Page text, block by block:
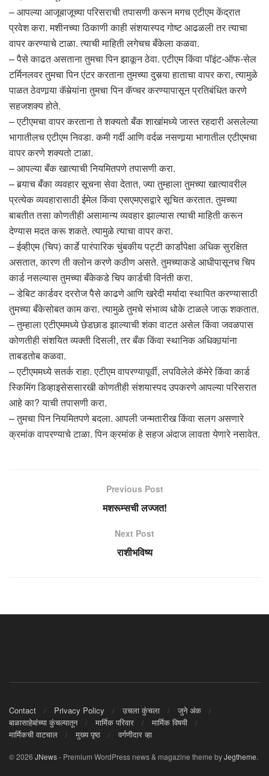
– आपल्या आजूबाजूच्या परिसराची तपासणी करून मगच एटीएम केंद्रात
प्रवेश करा. मशीनच्या ठिकाणी काही संशयास्पद गोष्ट आढळली तर त्याचा
वापर करण्याचे टाळा. त्याची माहिती लगेचच बँकेला कळवा.
– पैसे काढत असताना तुमचा पिन झाकून ठेवा. एटीएम किंवा पॉइंट-ऑफ-सेल
टर्मिनलवर तुमचा पिन एंटर करताना तुमच्या दुसर्‍या हाताचा वापर करा, त्यामुळे
पाळत ठेवणार्‍या कॅमेर्‍यांना तुमचा पिन कॅप्चर करण्यापासून प्रतिबंधित करणे
सहजशक्य होते.
– एटीएमचा वापर करताना ते शक्यतो बँक शाखांमध्ये जास्त रहदारी असलेल्या
भागातीलच एटीएम निवडा. कमी गर्दी आणि वर्दळ नसणार्‍या भागातील एटीएमचा
वापर करणे शक्यतो टाळा.
– आपल्या बँक खात्याची नियमितपणे तपासणी करा.
– बर्‍याच बँका व्यवहार सूचना सेवा देतात, ज्या तुम्हाला तुमच्या खात्यावरील
प्रत्येक व्यवहारासाठी ईमेल किंवा एसएमएसद्वारे सूचित करतात. तुमच्या
बाबतीत तसा कोणतीही असामान्य व्यवहार झाल्यास त्याची माहिती करून
देण्यास मदत करू शकते. त्यामुळे त्याचा वापर करा.
– ईव्हीएम (चिप) कार्डे पारंपारिक चुंबकीय पट्टी कार्डांपेक्षा अधिक सुरक्षित
असतात, कारण ती क्लोन करणे कठीण असते. तुमच्याकडे आधीपासूनच चिप
कार्ड नसल्यास तुमच्या बँकेकडे चिप कार्डची विनंती करा.
– डेबिट कार्डवर दररोज पैसे काढणे आणि खरेदी मर्यादा स्थापित करण्यासाठी
तुमच्या बँकेसोबत काम करा. त्यामुळे तुमचे संभाव्य धोके टाळले जाऊ शकतात.
– तुम्हाला एटीएममध्ये छेडछाड झाल्याची शंका वाटत असेल किंवा जवळपास
कोणतीही संशयित व्यक्ती दिसली, तर बँक किंवा स्थानिक अधिकार्‍यांना
ताबडतोब कळवा.
– एटीएममध्ये सतर्क राहा. एटीएम वापरण्यापूर्वी, लपविलेले कॅमेरे किंवा कार्ड
स्किमिंग डिव्हाइसेससारखी कोणतीही संशयास्पद उपकरणे आपल्या परिसरात
आहे का? याची तपासणी करा.
– तुमचा पिन नियमितपणे बदला. आपली जन्मतारीख किंवा सलग असणारे
क्रमांक वापरण्याचे टाळा. पिन क्रमांक हे सहज अंदाज लावता येणारे नसावेत.
Previous Post
मशरूम्सची लज्जत!
Next Post
राशीभविष्य
Contact Privacy Policy उचला कुंचला
जुने अंक
बाळासाहेबांच्या कुंचल्यातून
मार्मिक परिवार
मार्मिक विषयी
मार्मिकची वाटचाल
मुख्य पृष्ठ वर्गणीदार व्हा
© 2026 JNews- Premium WordPress news & magazine theme byJegtheme.